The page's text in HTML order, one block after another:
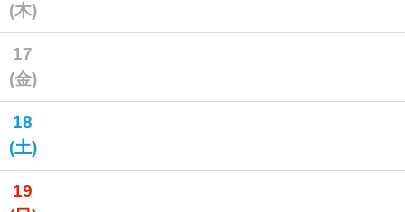
(木)
17
(金)
18
(土)
19